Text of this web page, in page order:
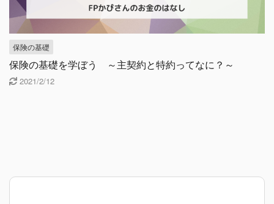
保険の基礎
保険の基礎を学ぼう ～主契約と特約ってなに？～
2021/2/12